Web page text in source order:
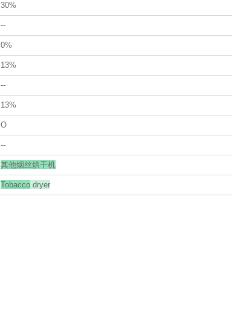
30%
--
0%
13%
--
13%
O
--
其他烟丝烘干机
Tobacco dryer